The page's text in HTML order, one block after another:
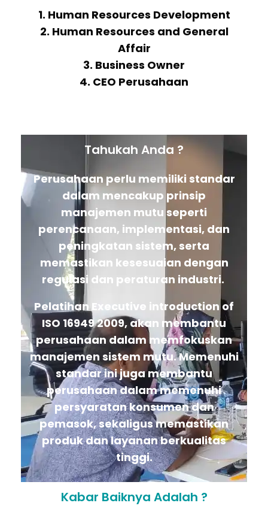
1. Human Resources Development
2. Human Resources and General
Affair
3. Business Owner
4. CEO Perusahaan
Tahukah Anda ?
Perusahaan perlu memiliki standar
dalam mencakup prinsip
manajemen mutu seperti
perencanaan, implementasi, dan
peningkatan sistem, serta
memastikan kesesuaian dengan
regulasi dan peraturan industri.
Pelatihan Executive introduction of
ISO 16949 2009, akan membantu
perusahaan dalam memfokuskan
manajemen sistem mutu. Memenuhi
standar ini juga membantu
perusahaan dalam memenuhi
persyaratan konsumen dan
pemasok, sekaligus memastikan
produk dan layanan berkualitas
tinggi.
Kabar Baiknya Adalah ?